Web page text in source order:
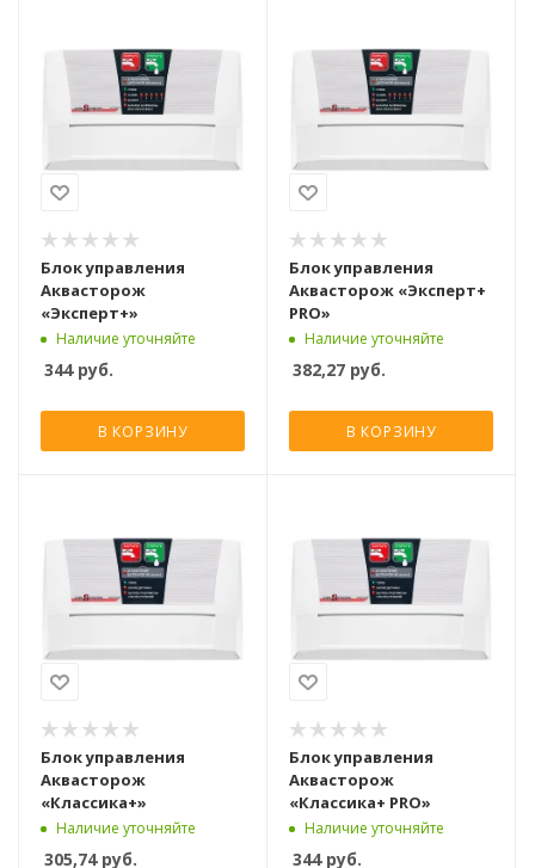
Блок управления
Аквасторож
«Эксперт+»
Наличие уточняйте
344руб.
В КОРЗИНУ
Блок управления
Аквасторож «Эксперт+
PRO»
Наличие уточняйте
382,27 руб.
В КОРЗИНУ
Блок управления
Аквасторож
«Классика+»
Наличие уточняйте
305,74руб.
Блок управления
Аквасторож
«Классика+ PRO»
Наличие уточняйте
344руб.